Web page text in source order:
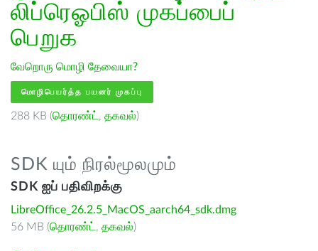
லிப்ரெஓபிஸ் முகப்பைப்
பெறுக
வேறொரு மொழி தேவையா?
மொழிபெயர்த்த பயனர் முகப்பு
288 KB (தொரண்ட் , தகவல்)
SDK யும் நிரல்மூலமும்
SDK ஐப் பதிவிறக்கு
LibreOffice_26.2.5_MacOS_aarch64_sdk.dmg
56 MB (தொரண்ட் , தகவல்)